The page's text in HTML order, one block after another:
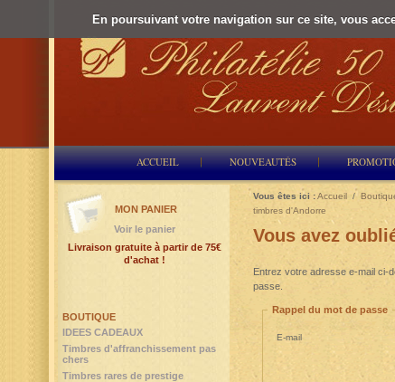
En poursuivant votre navigation sur ce site, vous
ACCUEIL NOUVEAUTÉS
Vous êtes ici :Accueil /
timbres d'Andorre
Vous avez
Entrez votre adresse e-mail ci-
passe.
Rappel du mot de passe
E-mail
BOUTIQUE
IDEES CADEAUX
Timbres d'affranchissement pas
chers
Timbres rares de prestige
MON PANIER
Voir le panier
Livraison gratuite à partir de 75€
d'achat !